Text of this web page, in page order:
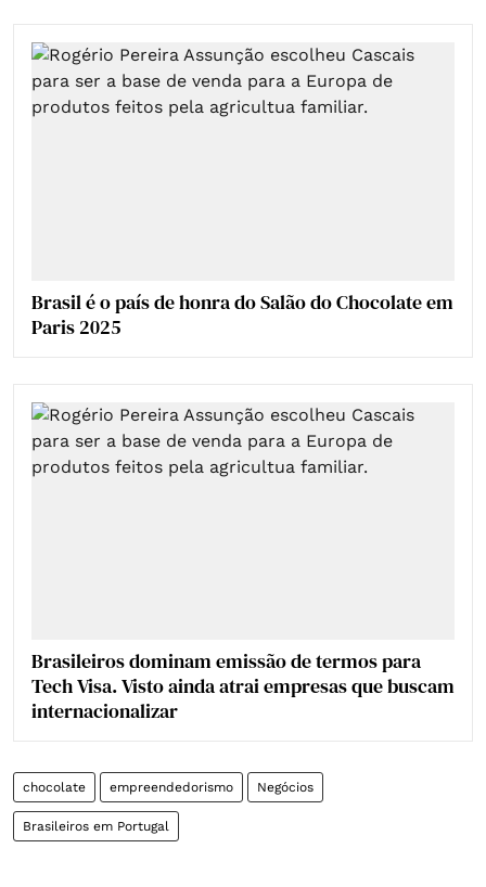
Brasil é o país de honra do Salão do Chocolate em
Paris 2025
Brasileiros dominam emissão de termos para
Tech Visa. Visto ainda atrai empresas que buscam
internacionalizar
chocolate empreendedorismo Negócios
Brasileiros em Portugal